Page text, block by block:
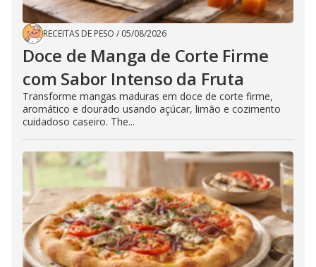
RECEITAS DE PESO / 05/08/2026
Doce de Manga de Corte Firme
com Sabor Intenso da Fruta
Transforme mangas maduras em doce de corte firme,
aromático e dourado usando açúcar, limão e cozimento
cuidadoso caseiro. The...